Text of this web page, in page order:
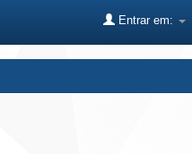
Entrar em: